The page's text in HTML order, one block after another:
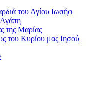
του Αγίου Ιωσήφ
της Μαρίας
του Κυρίου μας Ιησού